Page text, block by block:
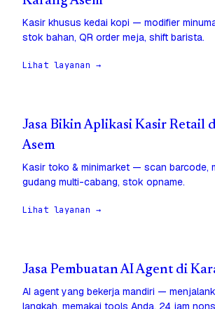
Kasir khusus kedai kopi — modifier
stok bahan, QR order meja, shift barista.
Lihat layanan →
Jasa Bikin Aplikasi Kasir Retail
Asem
Kasir toko & minimarket — scan barcode,
gudang multi-cabang, stok opname.
Lihat layanan →
Jasa Pembuatan AI Agent di
AI agent yang bekerja mandiri —
langkah, memakai tools Anda, 24 jam